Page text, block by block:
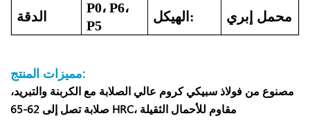
الدقة
P0، P6،
P5
الهيكل: محمل إبري
مميزات المنتج:
مصنوع من فولاذ سبيكي كروم عالي الصلابة مع الكربنة والتبريد،
صلابة تصل إلى 62-65 HRC، مقاوم للأحمال الثقيلة